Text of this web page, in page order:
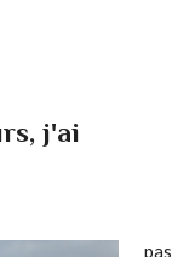
j'ai
pas